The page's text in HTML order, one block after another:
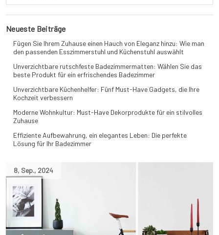
8, Sep., 2024
Neueste Beiträge
Fügen Sie Ihrem Zuhause einen Hauch von Eleganz hinzu: Wie man
den passenden Esszimmerstuhl und Küchenstuhl auswählt
Unverzichtbare rutschfeste Badezimmermatten: Wählen Sie das
beste Produkt für ein erfrischendes Badezimmer
Unverzichtbare Küchenhelfer: Fünf Must-Have Gadgets, die Ihre
Kochzeit verbessern
Moderne Wohnkultur: Must-Have Dekorprodukte für ein stilvolles
Zuhause
Effiziente Aufbewahrung, ein elegantes Leben: Die perfekte
Lösung für Ihr Badezimmer